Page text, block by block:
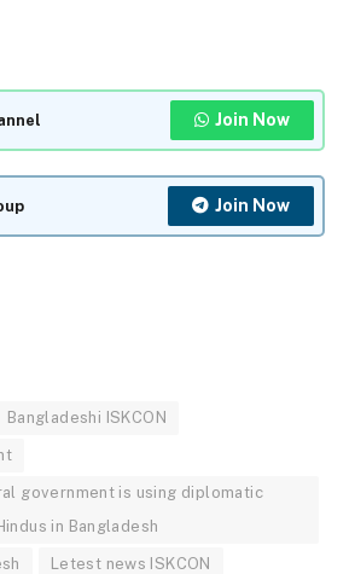
Join Now
Join Now
Bangladeshi ISKCON
government is using diplomatic
in Bangladesh
Letest news ISKCON